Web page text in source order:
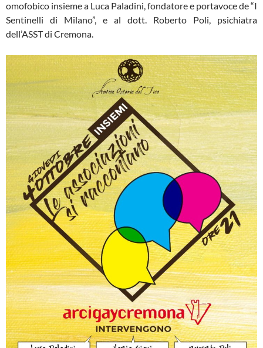
omofobico insieme a Luca Paladini, fondatore e portavoce de “I
Sentinelli di Milano”, e al dott. Roberto Poli, psichiatra
dell’ASST di Cremona.